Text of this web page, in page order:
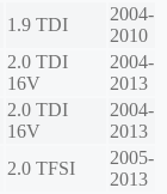
1.9 TDI
2004-
2010
2.0 TDI
16V
2004-
2013
2.0 TDI
16V
2004-
2013
2.0 TFSI
2005-
2013